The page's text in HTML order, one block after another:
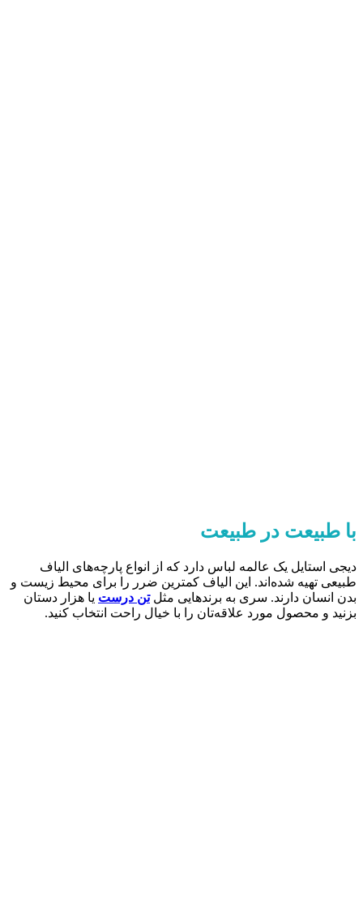
با طبیعت در طبیعت
دیجی استایل یک عالمه لباس دارد که از انواع پارچه‌های الیاف
طبیعی تهیه شده‌اند. این الیاف کمترین ضرر را برای محیط زیست و
بدن انسان دارند. سری به برندهایی مثلتن درست یا هزار دستان
بزنید و محصول مورد علاقه‌تان را با خیال راحت انتخاب کنید.